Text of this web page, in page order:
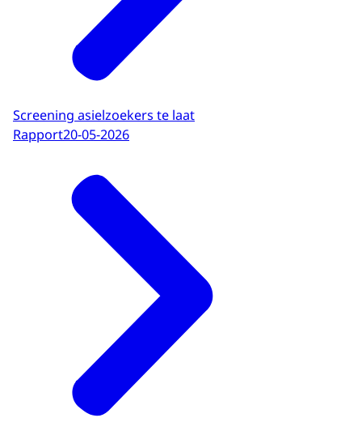
Screening asielzoekers te laat
Rapport20-05-2026